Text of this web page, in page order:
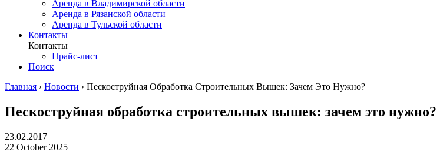
Аренда в Владимирской области
Аренда в Рязанской области
Аренда в Тульской области
Контакты
Контакты
Прайс-лист
Поиск
Главная › Новости › Пескоструйная Обработка Строительных Вышек: Зачем Это Нужно?
Пескоструйная обработка строительных вышек: зачем это нужно?
23.02.2017
22 October 2025